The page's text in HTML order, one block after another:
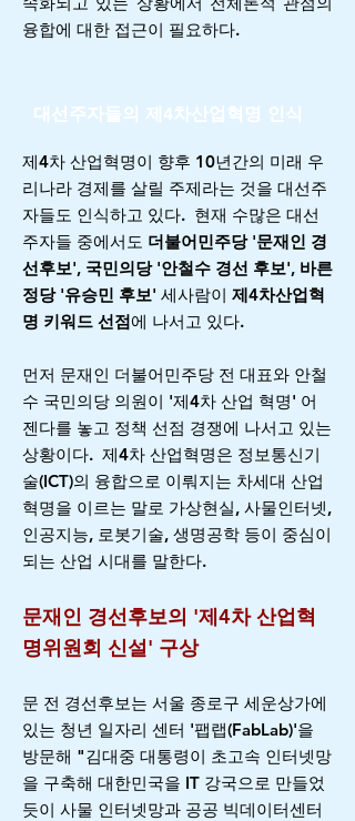
융합에 대한 접근이 필요하다.
대선주자들의 제4차산업혁명 인식
​제4차 산업혁명이 향후 10년간의 미래 우
리나라 경제를 살릴 주제라는 것을 대선주
자들도 인식하고 있다. 현재 수많은 대선
주자들 중에서도 더불어민주당 '문재인 경
선후보', 국민의당 '안철수 경선 후보', 바른
정당 '유승민 후보' 세사람이 제4차산업혁
명 키워드 선점에 나서고 있다.
먼저 문재인 더불어민주당 전 대표와 안철
수 국민의당 의원이 '제4차 산업 혁명' 어
젠다를 놓고 정책 선점 경쟁에 나서고 있는
상황이다. 제4차 산업혁명은 정보통신기
술(ICT)의 융합으로 이뤄지는 차세대 산업
혁명을 이르는 말로 가상현실, 사물인터넷,
인공지능, 로봇기술, 생명공학 등이 중심이
되는 산업 시대를 말한다.
문재인 경선후보의 '제4차 산업혁
명위원회 신설' 구상
문 전 경선후보는 서울 종로구 세운상가에
있는 청년 일자리 센터 '팹랩(FabLab)'을
방문해 "김대중 대통령이 초고속 인터넷망
을 구축해 대한민국을 IT 강국으로 만들었
듯이 사물 인터넷망과 공공 빅데이터센터